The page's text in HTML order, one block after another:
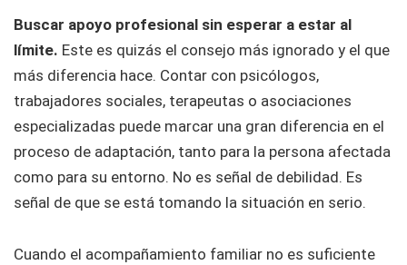
Buscar apoyo profesional sin esperar a estar al
límite. Este es quizás el consejo más ignorado y el que
más diferencia hace. Contar con psicólogos,
trabajadores sociales, terapeutas o asociaciones
especializadas puede marcar una gran diferencia en el
proceso de adaptación, tanto para la persona afectada
como para su entorno. No es señal de debilidad. Es
señal de que se está tomando la situación en serio.
Cuando el acompañamiento familiar no es suficiente